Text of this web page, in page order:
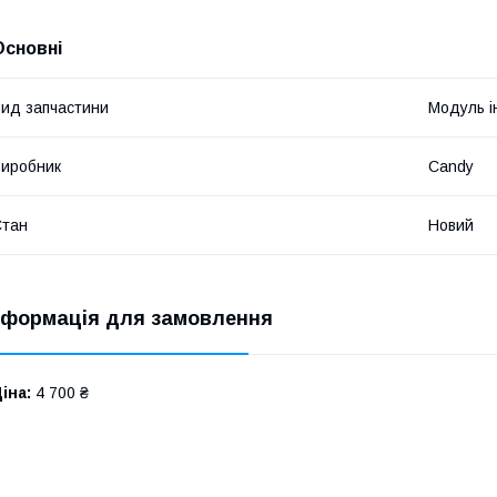
запчастини Модуль
Candy
Новий
для замовлення
4 700 ₴